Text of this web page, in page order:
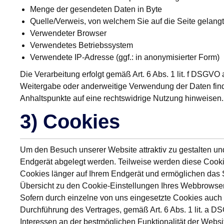
Menge der gesendeten Daten in Byte
Quelle/Verweis, von welchem Sie auf die Seite
Verwendeter Browser
Verwendetes Betriebssystem
Verwendete IP-Adresse (ggf.: in anonymisierter Form)
Die Verarbeitung erfolgt gemäß Art. 6 Abs. 1 lit. f
Weitergabe oder anderweitige Verwendung der Daten
Anhaltspunkte auf eine rechtswidrige Nutzung hinweisen.
3) Cookies
Um den Besuch unserer Website attraktiv zu gestalten
Endgerät abgelegt werden. Teilweise werden diese
Cookies länger auf Ihrem Endgerät und ermöglichen
Übersicht zu den Cookie-Einstellungen Ihres
Sofern durch einzelne von uns eingesetzte Cookies
Durchführung des Vertrages, gemäß Art. 6 Abs. 1 lit. a
Interessen an der bestmöglichen Funktionalität der